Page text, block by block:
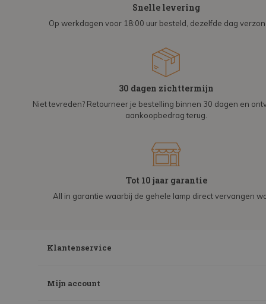
Snelle levering
Op werkdagen voor 18:00 uur besteld, dezelfde dag
30 dagen zichttermijn
Niet tevreden? Retourneer je bestelling binnen 30 dagen en
aankoopbedrag terug.
Tot 10 jaar garantie
All in garantie waarbij de gehele lamp direct vervangen
Klantenservice
Mijn account